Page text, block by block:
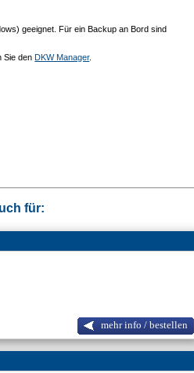
geeignet. Für ein Backup an Bord sind
Sie denDKW Manager.
für:
mehr info / bestellen